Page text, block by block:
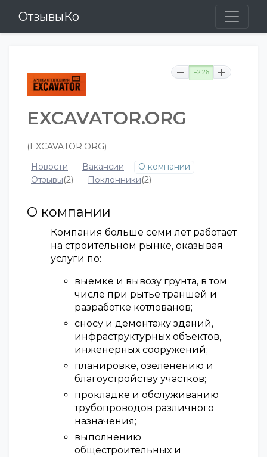
ОтзывыКо
+2.26
EXCAVATOR.ORG
(EXCAVATOR.ORG)
Новости
Вакансии
О компании
Отзывы(2) Поклонники(2)
О компании
Компания больше семи лет работает
на строительном рынке, оказывая
услуги по:
выемке и вывозу грунта, в том
числе при рытье траншей и
разработке котлованов;
сносу и демонтажу зданий,
инфраструктурных объектов,
инженерных сооружений;
планировке, озеленению и
благоустройству участков;
прокладке и обслуживанию
трубопроводов различного
назначения;
выполнению
общестроительных и